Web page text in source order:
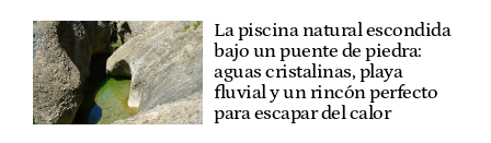
La piscina natural escondida
bajo un puente de piedra:
aguas cristalinas, playa
fluvial y un rincón perfecto
para escapar del calor